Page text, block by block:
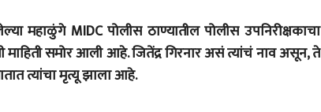
महाळुंगे MIDC पोलीस ठाण्यातील पोलीस उपनिरीक्षकाचा
माहिती समोर आली आहे. जितेंद्र गिरनार असं त्यांचं नाव असून, ते
त्यांचा मृत्यू झाला आहे.